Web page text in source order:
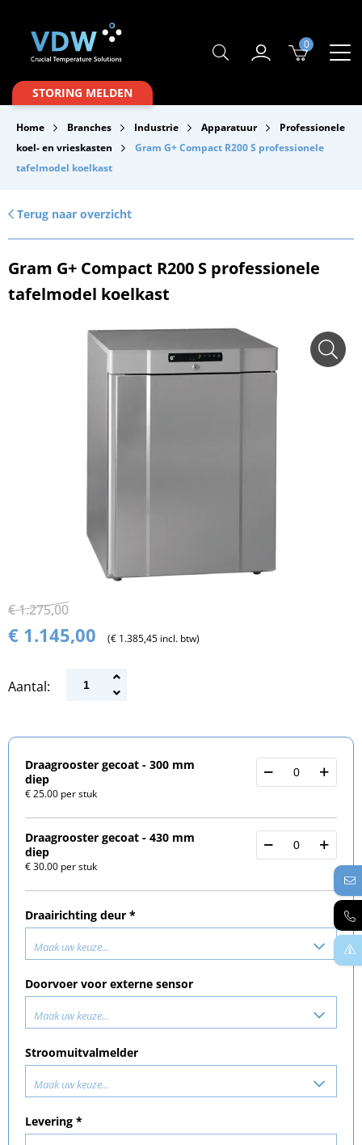
Producten
Branches
Merken
Over VDW
Service & Onderhoud
Downloads
0
STORING MELDEN
Home Branches Industrie Apparatuur
Professionele
koel- en vrieskasten
Gram G+ Compact R200 S professionele
tafelmodel koelkast
Terug naar overzicht
Gram G+ Compact R200 S professionele
tafelmodel koelkast
€ 1.275,00
€ 1.145,00 (€ 1.385,45 incl. btw)
Aantal:
Draagrooster gecoat - 300 mm
diep
€ 25.00 per stuk
Draagrooster gecoat - 430 mm
diep
€ 30.00 per stuk
Draairichting deur *
Maak uw keuze...
Doorvoer voor externe sensor
Maak uw keuze...
Stroomuitvalmelder
Maak uw keuze...
Levering *